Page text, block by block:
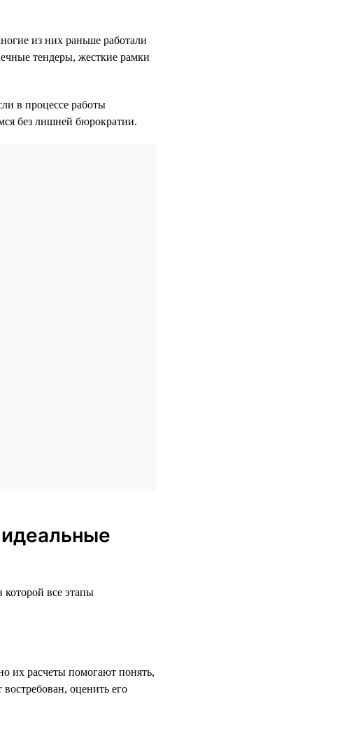
из них раньше работали
тендеры, жесткие рамки
в процессе работы
без лишней бюрократии.
все этапы
их расчеты помогают понять,
оценить его